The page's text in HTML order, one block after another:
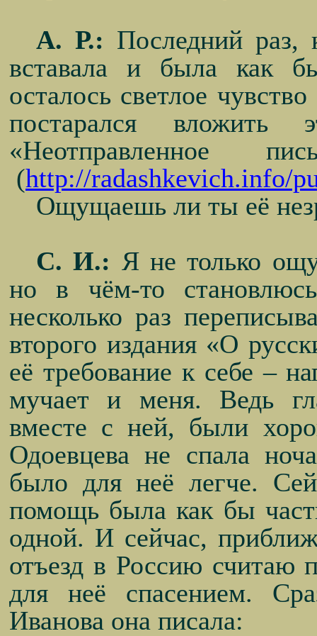
А. Р.: Последний
вставала и была как
осталось светлое
постарался
«Неотправленное
(http://radashkevich.info/
Ощущаешь ли ты её
С. И.: Я не только
но в чём-то
несколько раз
второго издания «О
её требование к себе –
мучает и меня. Ведь
вместе с ней, были
Одоевцева не спала
было для неё легче.
помощь была как бы
одной. И сейчас,
отъезд в Россию считаю
для неё спасением.
Иванова она писала: